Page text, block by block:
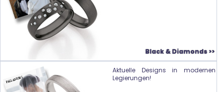
Black & Diamonds >>
Aktuelle Designs in modernen
Legierungen!